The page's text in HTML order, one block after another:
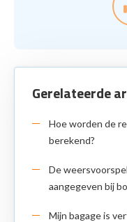
Gerelateerde
Hoe worden de
berekend?
De
aangegeven bij
Mijn bagage is